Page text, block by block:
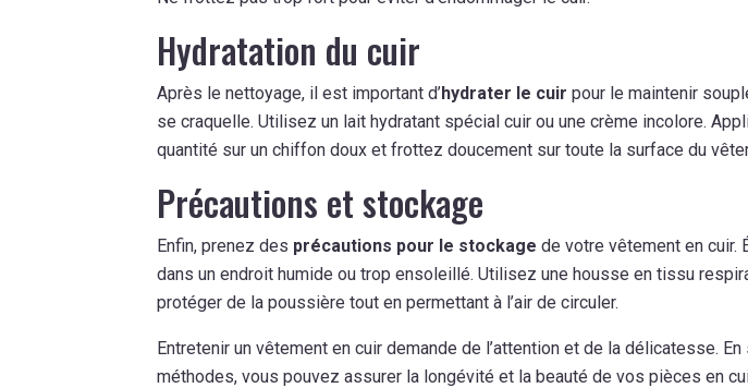
Hydratation du cuir
Après le nettoyage, il est important d’hydrater le cuir pour le maintenir
se craquelle. Utilisez un lait hydratant spécial cuir ou une crème incolore.
quantité sur un chiffon doux et frottez doucement sur toute la surface du
Précautions et stockage
Enfin, prenez des précautions pour le stockage de votre vêtement en cuir.
dans un endroit humide ou trop ensoleillé. Utilisez une housse en tissu
protéger de la poussière tout en permettant à l’air de circuler.
Entretenir un vêtement en cuir demande de l’attention et de la délicatesse.
méthodes, vous pouvez assurer la longévité et la beauté de vos pièces en